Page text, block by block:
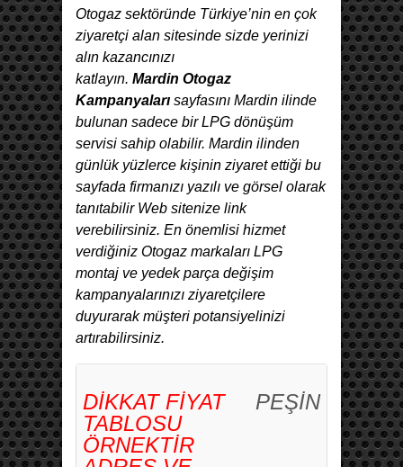
Otogaz sektöründe Türkiye’nin en çok
ziyaretçi alan sitesinde sizde yerinizi
alın kazancınızı
katlayın. Mardin Otogaz
Kampanyaları sayfasını Mardin ilinde
bulunan sadece bir LPG dönüşüm
servisi sahip olabilir. Mardin ilinden
günlük yüzlerce kişinin ziyaret ettiği bu
sayfada firmanızı yazılı ve görsel olarak
tanıtabilir Web sitenize link
verebilirsiniz. En önemlisi hizmet
verdiğiniz Otogaz markaları LPG
montaj ve yedek parça değişim
kampanyalarınızı ziyaretçilere
duyurarak müşteri potansiyelinizi
artırabilirsiniz.
DİKKAT FİYAT
TABLOSU
ÖRNEKTİR
PEŞİN